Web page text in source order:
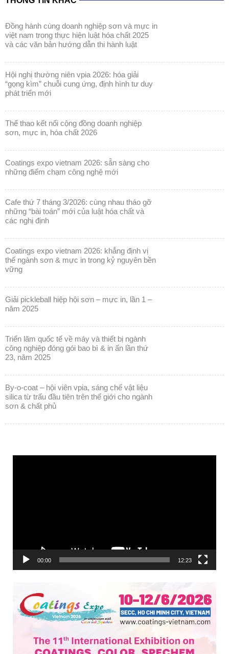
đồng hành cùng doanh nghiệp sơn và mực in
việt nam trong thực hiện luật hóa chất 2025
và các văn bản hướng dẫn thi hành luật
hội nghị thường niên vpia 2026: hóa giải
“gọng kìm” chuỗi cung ứng, định hình tư duy
phát triển mới
thể thao kết nối cộng đồng doanh nghiệp
sơn, mực in, hóa chất 2026
coatings expo vietnam 2026: sẵn sàng cho
những điểm chạm công nghệ mới
cafe thứ 7 tháng 3/2026: cùng nhau tháo gỡ
những “bài toán” mới của luật hóa chất và
các nghị định
coatings expo vietnam 2026: khẳng định vị
thế ngành sơn & mực in trong kỷ nguyên bền
vững
giải pickleball hiệp hội sơn – mực in, lần 1 –
năm 2025
triển lãm quốc tế về máy và thiết bị ngành
công nghiệp đóng gói bao bì & in ấn lần thứ
23, năm 2025
by-o-coat – hội viên vpia, sáng chế vật liệu
silica từ trấu đầu tiên trên thế giới cho ngành
sơn & chất phủ
00:00 12:23